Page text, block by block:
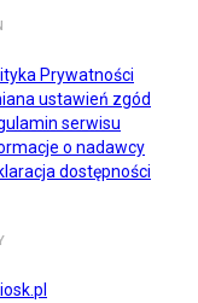
Prywatności
ustawień zgód
serwisu
o nadawcy
dostępności